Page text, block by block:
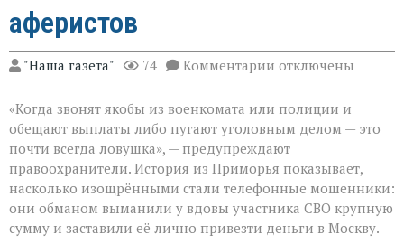
аферистов
"Наша газета" 74 Комментарии к
записи
сыграли
на
самом
больном»:
вдова
военного
лишилась
миллионов
из‑за
отключены
«Когда звонят якобы из военкомата или полиции и
обещают выплаты либо пугают уголовным делом — это
почти всегда ловушка», — предупреждают
правоохранители. История из Приморья показывает,
насколько изощрёнными стали телефонные мошенники:
они обманом выманили у вдовы участника СВО крупную
сумму и заставили её лично привезти деньги в Москву.